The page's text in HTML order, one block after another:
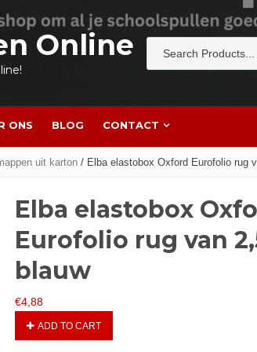
Online
ONS BLOG CONTACT
uit karton / Elba elastobox Oxford Eurofolio rug
Elba elastobox
Eurofolio rug van
blauw
€4,88
ADD TO CART